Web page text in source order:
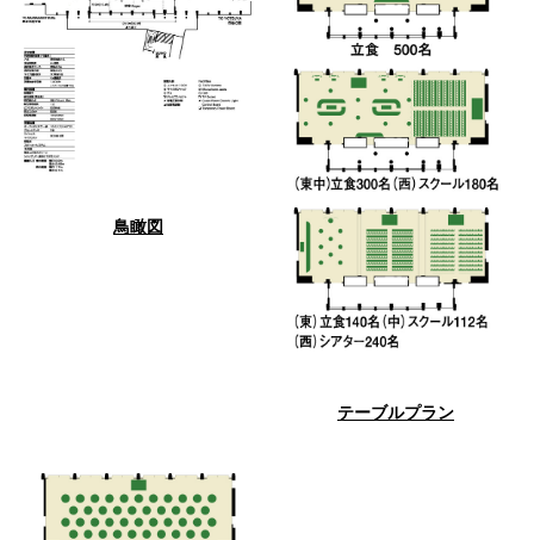
鳥瞰図
テーブルプラン